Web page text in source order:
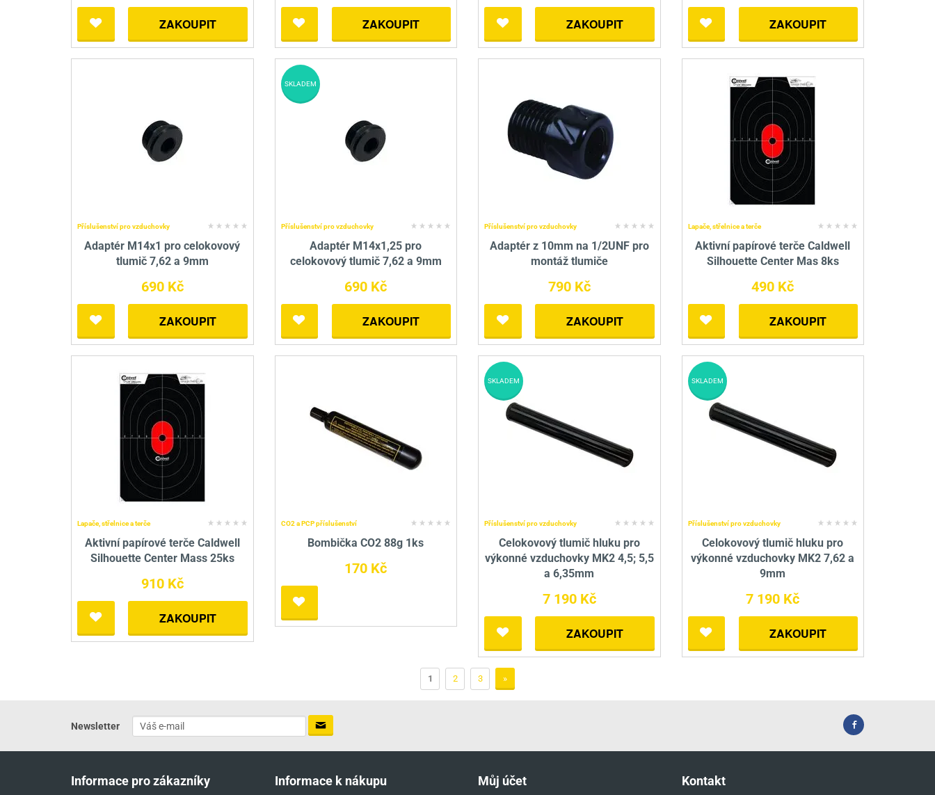
ZAKOUPIT ZAKOUPIT ZAKOUPIT ZAKOUPIT
Příslušenství pro vzduchovky
Adaptér M14x1 pro celokovový
tlumič 7,62 a 9mm
690 Kč
ZAKOUPIT
Příslušenství pro vzduchovky
Adaptér M14x1,25 pro
celokovový tlumič 7,62 a 9mm
690 Kč
ZAKOUPIT
SKLADEM
Příslušenství pro vzduchovky
Adaptér z 10mm na 1/2UNF pro
montáž tlumiče
790 Kč
ZAKOUPIT
Lapače, střelnice a terče
Aktivní papírové terče Caldwell
Silhouette Center Mas 8ks
490 Kč
ZAKOUPIT
Lapače, střelnice a terče
Aktivní papírové terče Caldwell
Silhouette Center Mass 25ks
910 Kč
ZAKOUPIT
CO2 a PCP příslušenství
Bombička CO2 88g 1ks
170 Kč
Příslušenství pro vzduchovky
Celokovový tlumič hluku pro
výkonné vzduchovky MK2 4,5; 5,5
a 6,35mm
7 190 Kč
ZAKOUPIT
SKLADEM
Příslušenství pro vzduchovky
Celokovový tlumič hluku pro
výkonné vzduchovky MK2 7,62 a
9mm
7 190 Kč
ZAKOUPIT
SKLADEM
1 2 3 »
Newsletter
Informace pro zákazníky Informace k nákupu Můj účet Kontakt